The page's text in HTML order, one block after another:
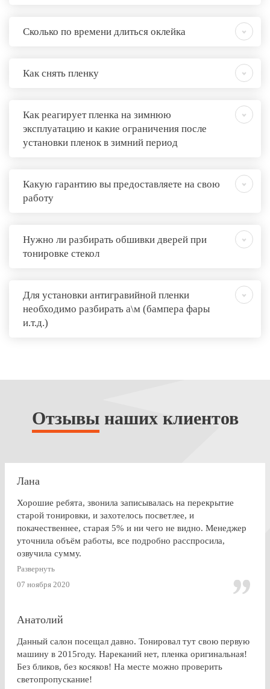
Сколько по времени длиться оклейка
Как снять пленку
Как реагирует пленка на зимнюю
эксплуатацию и какие ограничения после
установки пленок в зимний период
Какую гарантию вы предоставляете на свою
работу
Нужно ли разбирать обшивки дверей при
тонировке стекол
Для установки антигравийной пленки
необходимо разбирать а\м (бампера фары
и.т.д.)
Отзывынаших клиентов
Лана
Хорошие ребята, звонила записывалась на перекрытие
старой тонировки, и захотелось посветлее, и
покачественнее, старая 5% и ни чего не видно. Менеджер
уточнила объём работы, все подробно расспросила,
озвучила сумму.
По Работе и в целом претензии нет. Только опоздала к
завершении работ, машина ждала уже готовая меня. Жаль,
что заранее не позвонили.
Развернуть
07 ноября 2020
Анатолий
Данный салон посещал давно. Тонировал тут свою первую
машину в 2015году. Нареканий нет, пленка оригинальная!
Без бликов, без косяков! На месте можно проверить
светопропускание!